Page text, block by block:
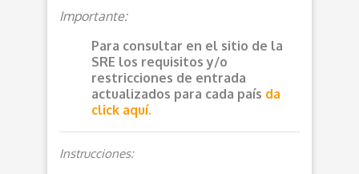
Importante:
Para consultar en el sitio de la
SRE los requisitos y/o
restricciones de entrada
actualizados para cada país da
click aquí.
Instrucciones: